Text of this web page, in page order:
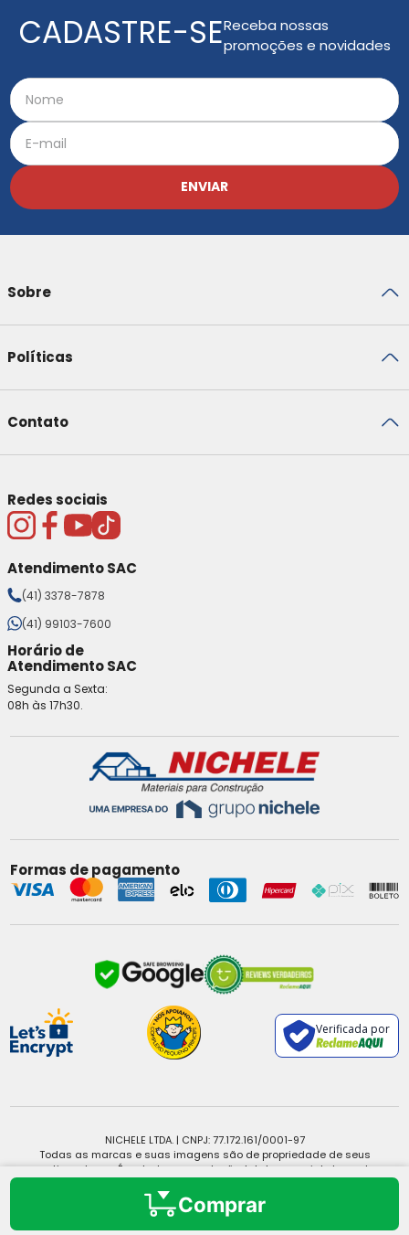
Comprar
CADASTRE-SEReceba nossas
promoções e novidades
ENVIAR
Sobre
Políticas
Contato
Redes sociais
Atendimento SAC
(41) 3378-7878
(41) 99103-7600
Horário de
Atendimento SAC
Segunda a Sexta:
08h às 17h30.
Formas de pagamento
Verificada por
NICHELE LTDA. | CNPJ: 77.172.161/0001-97
Todas as marcas e suas imagens são de propriedade de seus
respectivos donos. É vedada a reprodução, total ou parcial, de qualquer
Copyright © 2025 - Todos os direitos reservados.